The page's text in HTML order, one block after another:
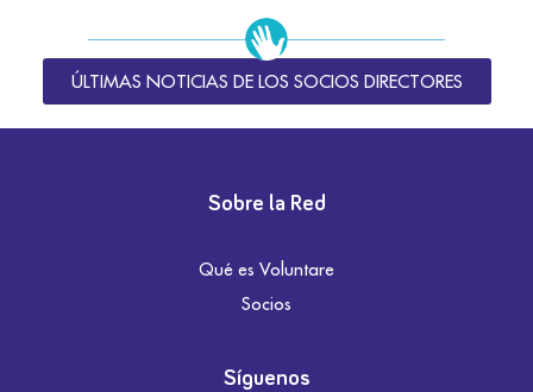
ÚLTIMAS NOTICIAS DE LOS SOCIOS DIRECTORES
Sobre la Red
Qué es Voluntare
Socios
Síguenos